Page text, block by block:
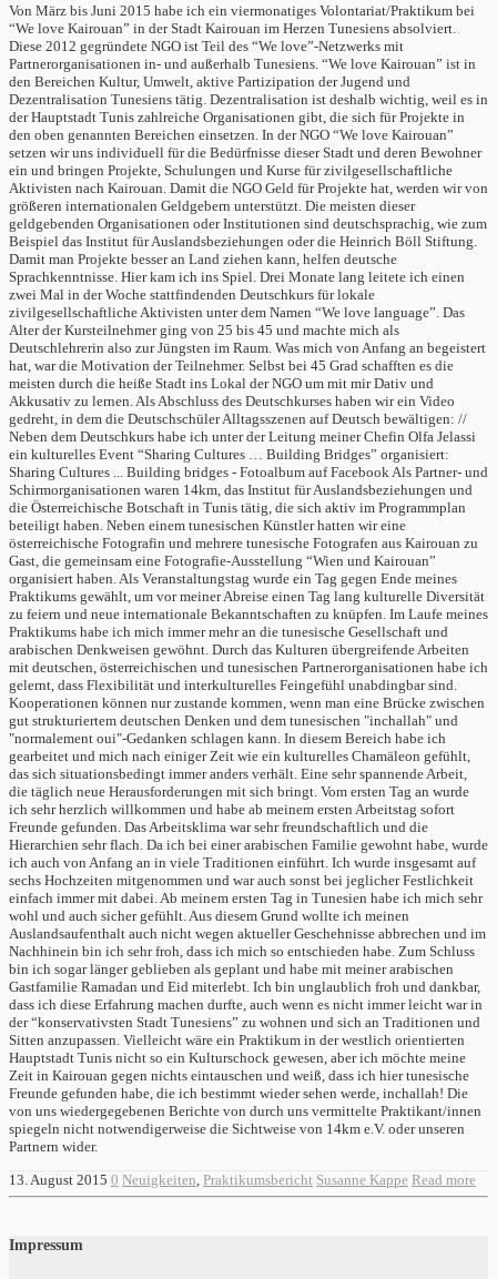
Von März bis Juni 2015 habe ich ein viermonatiges Volontariat/Praktikum bei
“We love Kairouan” in der Stadt Kairouan im Herzen Tunesiens absolviert.
Diese 2012 gegründete NGO ist Teil des “We love”-Netzwerks mit
Partnerorganisationen in- und außerhalb Tunesiens. “We love Kairouan” ist in
den Bereichen Kultur, Umwelt, aktive Partizipation der Jugend und
Dezentralisation Tunesiens tätig. Dezentralisation ist deshalb wichtig, weil es in
der Hauptstadt Tunis zahlreiche Organisationen gibt, die sich für Projekte in
den oben genannten Bereichen einsetzen. In der NGO “We love Kairouan”
setzen wir uns individuell für die Bedürfnisse dieser Stadt und deren Bewohner
ein und bringen Projekte, Schulungen und Kurse für zivilgesellschaftliche
Aktivisten nach Kairouan. Damit die NGO Geld für Projekte hat, werden wir von
größeren internationalen Geldgebern unterstützt. Die meisten dieser
geldgebenden Organisationen oder Institutionen sind deutschsprachig, wie zum
Beispiel das Institut für Auslandsbeziehungen oder die Heinrich Böll Stiftung.
Damit man Projekte besser an Land ziehen kann, helfen deutsche
Sprachkenntnisse. Hier kam ich ins Spiel. Drei Monate lang leitete ich einen
zwei Mal in der Woche stattfindenden Deutschkurs für lokale
zivilgesellschaftliche Aktivisten unter dem Namen “We love language”. Das
Alter der Kursteilnehmer ging von 25 bis 45 und machte mich als
Deutschlehrerin also zur Jüngsten im Raum. Was mich von Anfang an begeistert
hat, war die Motivation der Teilnehmer. Selbst bei 45 Grad schafften es die
meisten durch die heiße Stadt ins Lokal der NGO um mit mir Dativ und
Akkusativ zu lernen. Als Abschluss des Deutschkurses haben wir ein Video
gedreht, in dem die Deutschschüler Alltagsszenen auf Deutsch bewältigen: //
Neben dem Deutschkurs habe ich unter der Leitung meiner Chefin Olfa Jelassi
ein kulturelles Event “Sharing Cultures … Building Bridges” organisiert:
Sharing Cultures ... Building bridges - Fotoalbum auf Facebook Als Partner- und
Schirmorganisationen waren 14km, das Institut für Auslandsbeziehungen und
die Österreichische Botschaft in Tunis tätig, die sich aktiv im Programmplan
beteiligt haben. Neben einem tunesischen Künstler hatten wir eine
österreichische Fotografin und mehrere tunesische Fotografen aus Kairouan zu
Gast, die gemeinsam eine Fotografie-Ausstellung “Wien und Kairouan”
organisiert haben. Als Veranstaltungstag wurde ein Tag gegen Ende meines
Praktikums gewählt, um vor meiner Abreise einen Tag lang kulturelle Diversität
zu feiern und neue internationale Bekanntschaften zu knüpfen. Im Laufe meines
Praktikums habe ich mich immer mehr an die tunesische Gesellschaft und
arabischen Denkweisen gewöhnt. Durch das Kulturen übergreifende Arbeiten
mit deutschen, österreichischen und tunesischen Partnerorganisationen habe ich
gelernt, dass Flexibilität und interkulturelles Feingefühl unabdingbar sind.
Kooperationen können nur zustande kommen, wenn man eine Brücke zwischen
gut strukturiertem deutschen Denken und dem tunesischen "inchallah" und
"normalement oui"-Gedanken schlagen kann. In diesem Bereich habe ich
gearbeitet und mich nach einiger Zeit wie ein kulturelles Chamäleon gefühlt,
das sich situationsbedingt immer anders verhält. Eine sehr spannende Arbeit,
die täglich neue Herausforderungen mit sich bringt. Vom ersten Tag an wurde
ich sehr herzlich willkommen und habe ab meinem ersten Arbeitstag sofort
Freunde gefunden. Das Arbeitsklima war sehr freundschaftlich und die
Hierarchien sehr flach. Da ich bei einer arabischen Familie gewohnt habe, wurde
ich auch von Anfang an in viele Traditionen einführt. Ich wurde insgesamt auf
sechs Hochzeiten mitgenommen und war auch sonst bei jeglicher Festlichkeit
einfach immer mit dabei. Ab meinem ersten Tag in Tunesien habe ich mich sehr
wohl und auch sicher gefühlt. Aus diesem Grund wollte ich meinen
Auslandsaufenthalt auch nicht wegen aktueller Geschehnisse abbrechen und im
Nachhinein bin ich sehr froh, dass ich mich so entschieden habe. Zum Schluss
bin ich sogar länger geblieben als geplant und habe mit meiner arabischen
Gastfamilie Ramadan und Eid miterlebt. Ich bin unglaublich froh und dankbar,
dass ich diese Erfahrung machen durfte, auch wenn es nicht immer leicht war in
der “konservativsten Stadt Tunesiens” zu wohnen und sich an Traditionen und
Sitten anzupassen. Vielleicht wäre ein Praktikum in der westlich orientierten
Hauptstadt Tunis nicht so ein Kulturschock gewesen, aber ich möchte meine
Zeit in Kairouan gegen nichts eintauschen und weiß, dass ich hier tunesische
Freunde gefunden habe, die ich bestimmt wieder sehen werde, inchallah! Die
von uns wiedergegebenen Berichte von durch uns vermittelte Praktikant/innen
spiegeln nicht notwendigerweise die Sichtweise von 14km e.V. oder unseren
Partnern wider.
13. August 2015 0 Neuigkeiten Praktikumsbericht Susanne Kappe Read more
Impressum